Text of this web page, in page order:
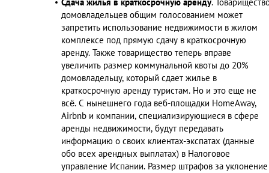
Сдача жилья в краткосрочную аренду.
домовладельцев общим голосованием может
запретить использование недвижимости в жилом
комплексе под прямую сдачу в краткосрочную
аренду. Также товарищество теперь вправе
увеличить размер коммунальной квоты до 20%
домовладельцу, который сдает жилье в
краткосрочную аренду туристам. Но и это еще не
всё. С нынешнего года веб-площадки HomeAway,
Airbnb и компании, специализирующиеся в сфере
аренды недвижимости, будут передавать
информацию о своих клиентах-экспатах (данные
обо всех арендных выплатах) в Налоговое
управление Испании. Размер штрафов за уклонение